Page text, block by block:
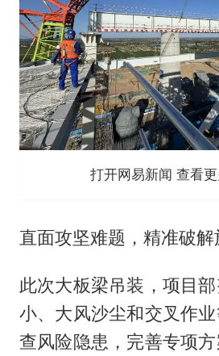
打开网易新闻 查看
直面攻坚难题，精准破解
此次大板梁吊装，项目
小、大风沙尘和交叉作
查风险隐患，完善专项方